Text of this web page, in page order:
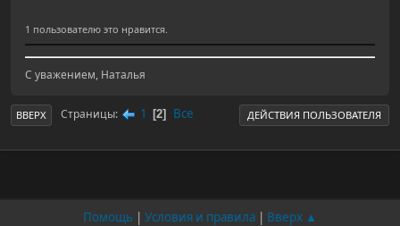
1 пользователю это нравится.
С уважением, Наталья
ВВЕРХ Страницы 1 2 Все ДЕЙСТВИЯ ПОЛЬЗОВАТЕЛЯ
Помощь | Условия и правила | Вверх ▲